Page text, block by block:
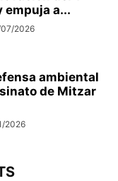
empuja a...
2026
ambiental
de Mitzar
2026